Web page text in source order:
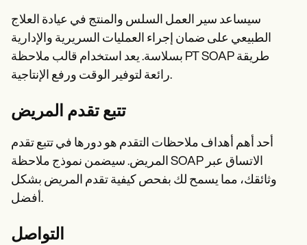
سيساعد سير العمل السلس والمنتج في عيادة العلاج
الطبيعي على ضمان إجراء العمليات السريرية والإدارية
بسلاسة. يعد استخدام قالب ملاحظة PT SOAP طريقة
رائعة لتوفير الوقت ورفع الإنتاجية.
تتبع تقدم المريض
أحد أهم أهداف ملاحظات التقدم هو دورها في تتبع تقدم
المريض. سيضمن نموذج ملاحظة SOAP الاتساق عبر
وثائقك، مما يسمح لك بفحص كيفية تقدم المريض بشكل
أفضل.
التواصل